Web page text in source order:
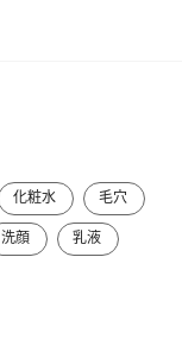
化粧水
毛穴
洗顔
乳液